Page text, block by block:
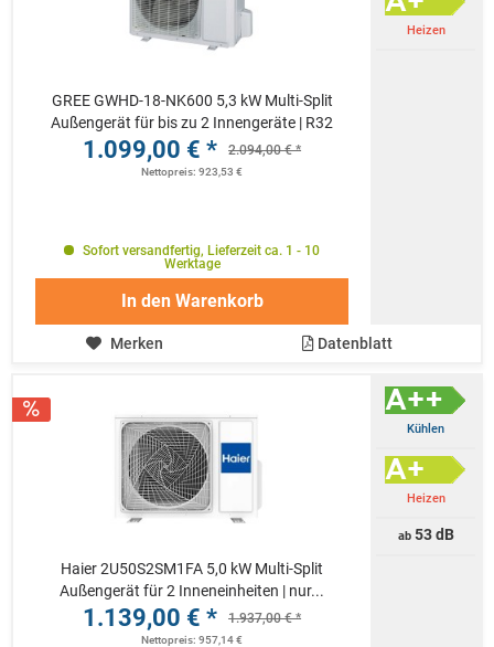
GREE GWHD-18-NK600 5,3 kW Multi-Split
Außengerät für bis zu 2 Innengeräte | R32
1.099,00 € * 2.094,00 € *
Nettopreis: 923,53 €
Heizen
Sofort versandfertig, Lieferzeit ca. 1 - 10
Werktage
In den Warenkorb
Merken Datenblatt
Haier 2U50S2SM1FA 5,0 kW Multi-Split
Außengerät für 2 Inneneinheiten | nur...
1.139,00 € * 1.937,00 € *
Nettopreis: 957,14 €
Kühlen
Heizen
ab53 dB